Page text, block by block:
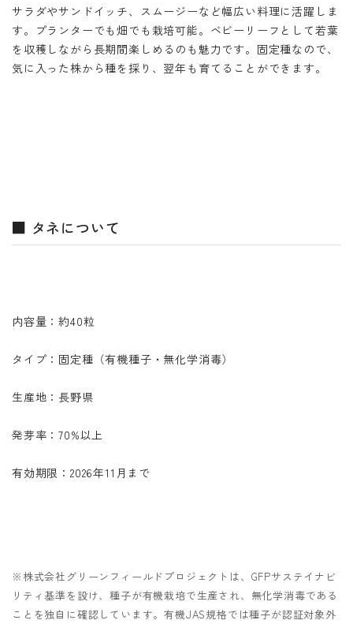
サラダやサンドイッチ、スムージーなど幅広い料理に活躍しま
す。プランターでも畑でも栽培可能。ベビーリーフとして若葉
を収穫しながら長期間楽しめるのも魅力です。固定種なので、
気に入った株から種を採り、翌年も育てることができます。
■ タネについて
内容量：約40粒
タイプ：固定種（有機種子・無化学消毒）
生産地：長野県
発芽率：70%以上
有効期限：2026年11月まで
※株式会社グリーンフィールドプロジェクトは、GFPサステイナビ
リティ基準を設け、種子が有機栽培で生産され、無化学消毒である
ことを独自に確認しています。有機JAS規格では種子が認証対象外